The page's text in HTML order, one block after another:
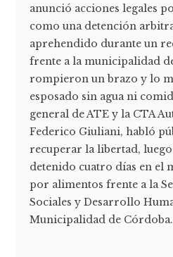
anunció acciones legales
como una detención
aprehendido durante un
frente a la municipalidad
rompieron un brazo y lo
esposado sin agua ni
general de ATE y la CTA
Federico Giuliani, habló
recuperar la libertad,
detenido cuatro días en el
por alimentos frente a la
Sociales y Desarrollo
Municipalidad de